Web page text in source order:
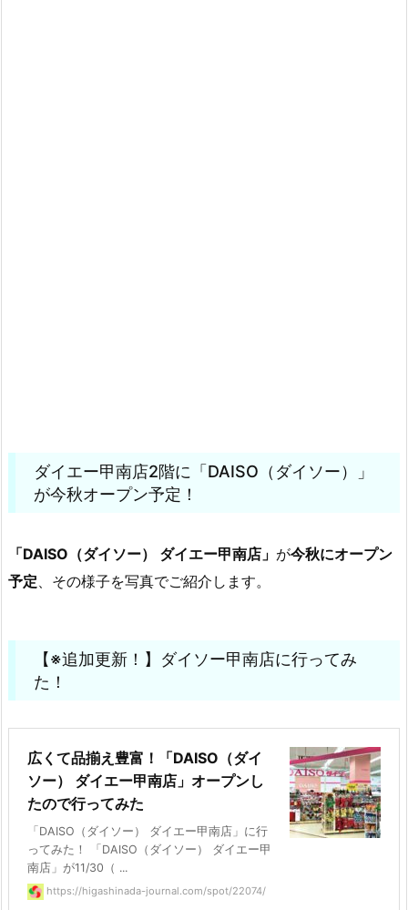
ダイエー甲南店2階に「DAISO（ダイソー）」
が今秋オープン予定！
「DAISO（ダイソー） ダイエー甲南店」 が今秋にオープン
予定、その様子を写真でご紹介します。
【※追加更新！】ダイソー甲南店に行ってみ
た！
広くて品揃え豊富！「DAISO（ダイ
ソー） ダイエー甲南店」オープンし
たので行ってみた
「DAISO（ダイソー） ダイエー甲南店」に行
ってみた！ 「DAISO（ダイソー） ダイエー甲
南店」が11/30（ ...
https://higashinada-journal.com/spot/22074/